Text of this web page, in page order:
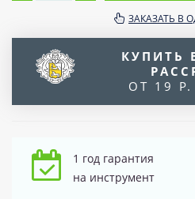
ЗАКАЗАТЬ В
КУПИТЬ
ОТ 19
1 год гарантия
на инструмент